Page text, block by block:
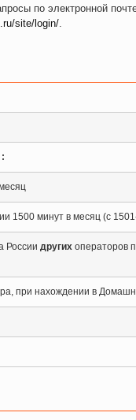
по электронной
site/login/
:
1500 минут в месяц (с
России других операторов
при нахождении в